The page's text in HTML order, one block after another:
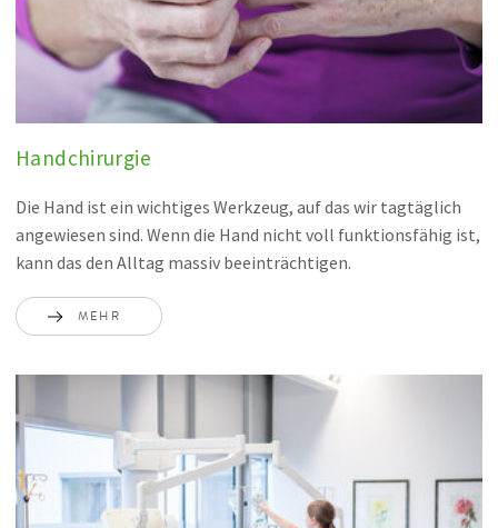
Handchirurgie
Die Hand ist ein wichtiges Werkzeug, auf das wir tagtäglich
angewiesen sind. Wenn die Hand nicht voll funktionsfähig ist,
kann das den Alltag massiv beeinträchtigen.
MEHR